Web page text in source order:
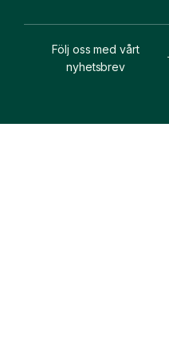
Följ oss med vårt
nyhetsbrev